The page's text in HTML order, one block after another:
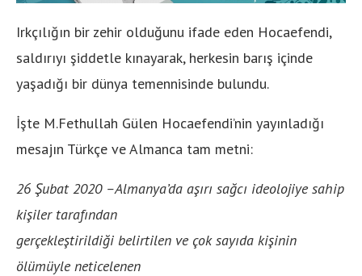
Irkçılığın bir zehir olduğunu ifade eden Hocaefendi,
saldırıyı şiddetle kınayarak, herkesin barış içinde
yaşadığı bir dünya temennisinde bulundu.
İşte M.Fethullah Gülen Hocaefendi’nin yayınladığı
mesajın Türkçe ve Almanca tam metni:
26 Şubat 2020 –Almanya’da aşırı sağcı ideolojiye sahip
kişiler tarafından
gerçekleştirildiği belirtilen ve çok sayıda kişinin
ölümüyle neticelenen